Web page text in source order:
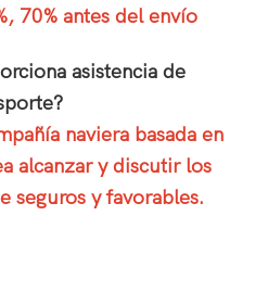
70% antes del envío
asistencia de
naviera basada en
alcanzar y discutir los
seguros y favorables.